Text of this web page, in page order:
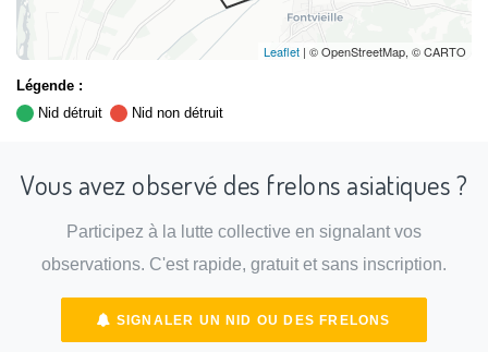
Leaflet | © OpenStreetMap, © CARTO
Légende :
Nid détruit
Nid non détruit
Vous avez observé des frelons asiatiques ?
Participez à la lutte collective en signalant vos
observations. C'est rapide, gratuit et sans inscription.
SIGNALER UN NID OU DES FRELONS